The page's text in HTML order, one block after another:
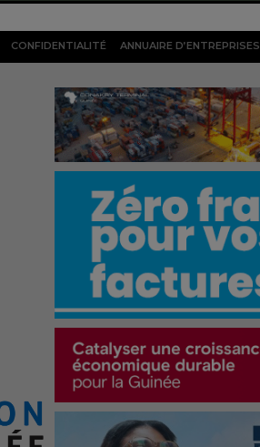
CONFIDENTIALITÉ ANNUAIRE D’ENTREPRISES